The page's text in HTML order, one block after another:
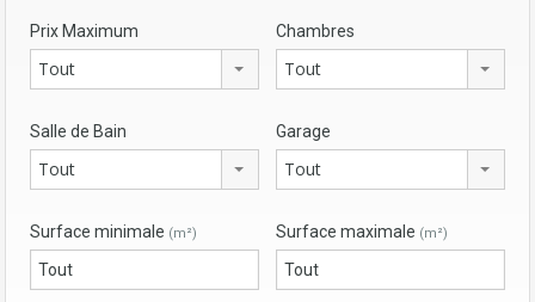
Prix Maximum
Tout
Chambres
Tout
Salle de Bain
Tout
Garage
Tout
Surface minimale (m²) Surface maximale (m²)